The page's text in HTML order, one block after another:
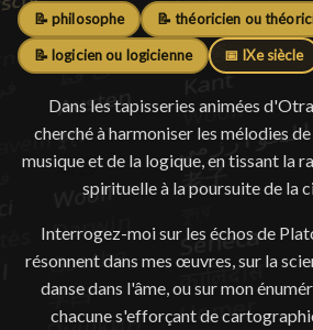
📝 philosophe 📝 théoricien ou
📝 logicien ou logicienne 📅 IXe siècle
Dans les tapisseries animées
cherché à harmoniser les mélodies
musique et de la logique, en tissant la
spirituelle à la poursuite de la
Interrogez-moi sur les échos de
résonnent dans mes œuvres, sur la
danse dans l'âme, ou sur mon
chacune s'efforçant de